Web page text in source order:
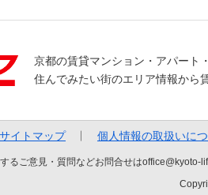
京都の賃貸マンション・アパート
住んでみたい街のエリア情報から
サイトマップ 個人情報の取扱いに
るご意見・質問などお問合せは